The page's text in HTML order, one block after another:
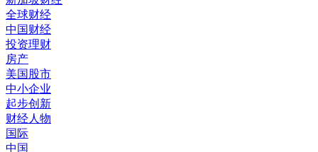
全球财经
中国财经
投资理财
房产
美国股市
中小企业
起步创新
财经人物
国际
中国